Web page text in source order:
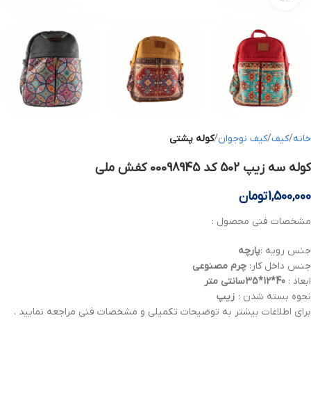
خانه کیف کیف نوجوان کوله پشتی
کوله سه زیپ 502 کد 00098945 کفش ملی
1,500,000تومان
مشخصات فنی محصول :
جنس رویه :پارچه
جنس داخل کار: چرم مصنوعی
ابعاد : 40*12*35سانتی متر
نحوه بسته شدن : زیپ
برای اطلاعات بیشتر به توضیحات تکمیلی و مشخصات فنی مراجعه نمایید .